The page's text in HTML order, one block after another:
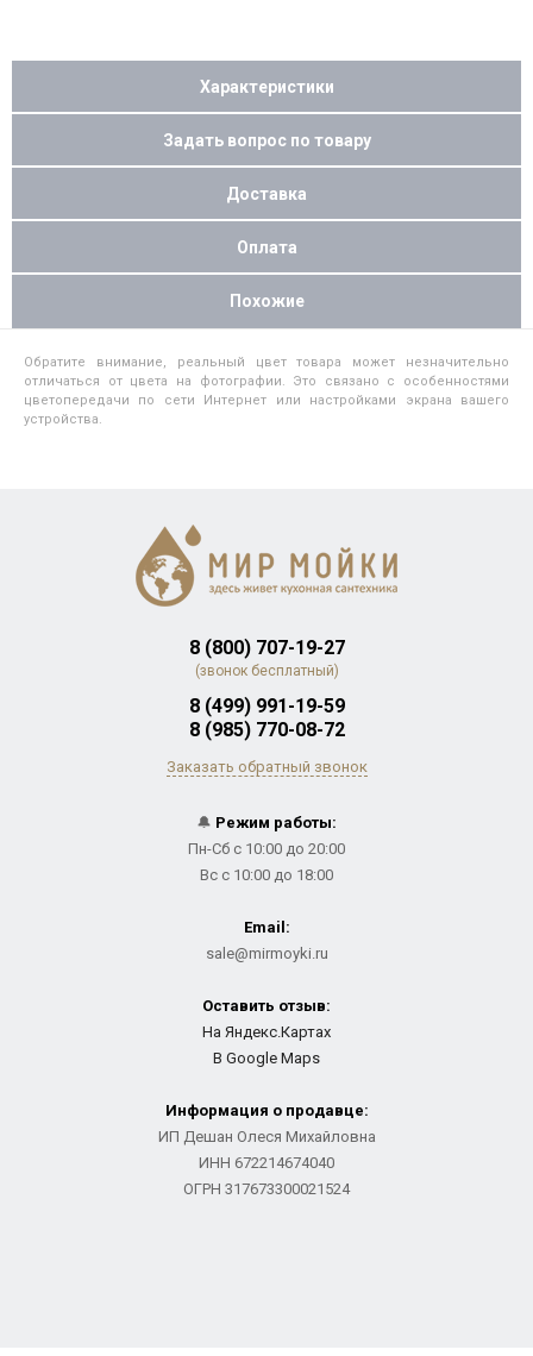
Характеристики
Задать вопрос по товару
Доставка
Оплата
Похожие
Обратите внимание, реальный цвет товара может незначительно
отличаться от цвета на фотографии. Это связано с особенностями
цветопередачи по сети Интернет или настройками экрана вашего
устройства.
8 (800) 707-19-27
(звонок бесплатный)
8 (499) 991-19-59
8 (985) 770-08-72
Заказать обратный звонок
🔔 Режим работы:
Пн-Сб с 10:00 до 20:00
Вс с 10:00 до 18:00
Email:
sale@mirmoyki.ru
Оставить отзыв:
На Яндекс.Картах
В Google Maps
Информация о продавце:
ИП Дешан Олеся Михайловна
ИНН 672214674040
ОГРН 317673300021524